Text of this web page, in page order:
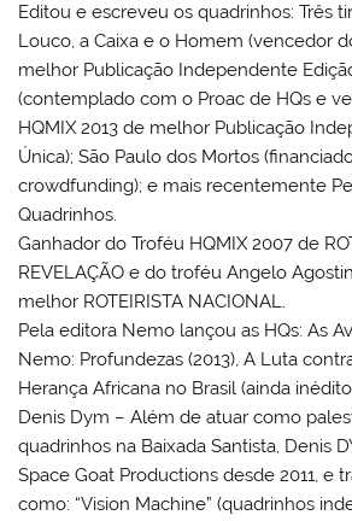
Editou e escreveu os quadrinhos: Três
Louco, a Caixa e o Homem (vencedor
melhor Publicação Independente
(contemplado com o Proac de HQs e
HQMIX 2013 de melhor Publicação
Única); São Paulo dos Mortos
crowdfunding); e mais recentemente
Quadrinhos.
Ganhador do Troféu HQMIX 2007 de
REVELAÇÃO e do troféu Angelo
melhor ROTEIRISTA NACIONAL.
Pela editora Nemo lançou as HQs: As
Nemo: Profundezas (2013), A Luta
Herança Africana no Brasil (ainda
Denis Dym – Além de atuar como
quadrinhos na Baixada Santista, Denis
Space Goat Productions desde 2011, e
como: “Vision Machine” (quadrinhos